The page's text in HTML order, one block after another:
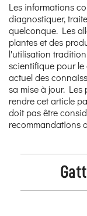
Les informations
diagnostiquer,
quelconque. Les
plantes et des
l'utilisation
scientifique pour le
actuel des
sa mise à jour.
rendre cet article
doit pas être
recommandations